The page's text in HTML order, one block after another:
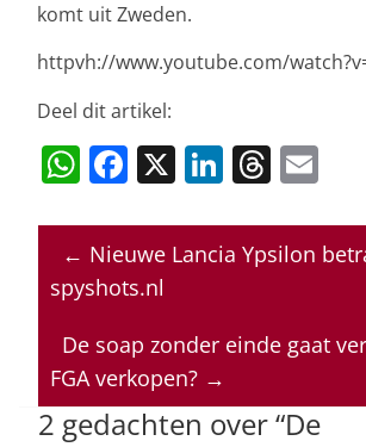
komt uit Zweden.
httpvh://www.youtube.com/
Deel dit artikel:
W
at
s
p
p
F
c
e
o
o
k
X Li
k
e
n
T
re
a
s
ai
l
← Nieuwe Lancia Ypsilon
spyshots.nl
De soap zonder einde gaat
FGA verkopen? →
2 gedachten over “De